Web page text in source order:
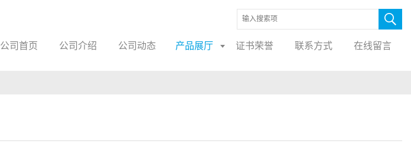
公司首页 公司介绍 公司动态 产品展厅 证书荣誉 联系方式 在线留言